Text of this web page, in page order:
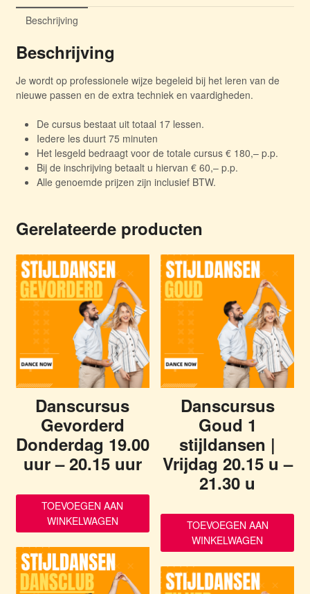
tot
20.15u
Beschrijving
Beschrijving
Je wordt op professionele wijze begeleid bij het leren van de
nieuwe passen en de extra techniek en vaardigheden.
De cursus bestaat uit totaal 17 lessen.
Iedere les duurt 75 minuten
Het lesgeld bedraagt voor de totale cursus € 180,– p.p.
Bij de inschrijving betaalt u hiervan € 60,– p.p.
Alle genoemde prijzen zijn inclusief BTW.
Gerelateerde producten
Danscursus
Gevorderd
Donderdag 19.00
uur – 20.15 uur
TOEVOEGEN AAN
WINKELWAGEN
Danscursus
Goud 1
stijldansen |
Vrijdag 20.15 u –
21.30 u
TOEVOEGEN AAN
WINKELWAGEN